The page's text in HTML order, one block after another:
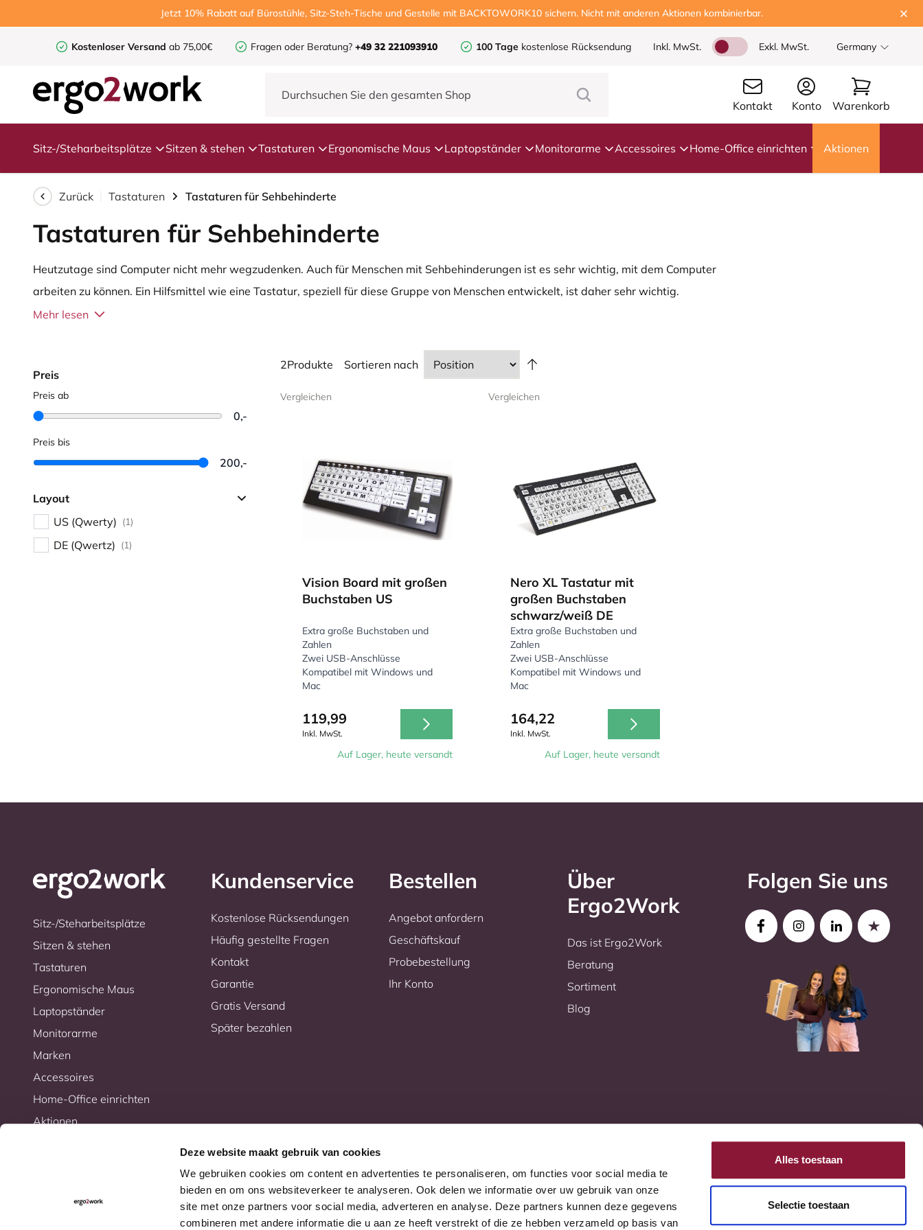
Deze website maakt gebruik van cookies
We gebruiken cookies om content en advertenties te personaliseren, om functies voor social media te
bieden en om ons websiteverkeer te analyseren. Ook delen we informatie over uw gebruik van onze
site met onze partners voor social media, adverteren en analyse. Deze partners kunnen deze gegevens
combineren met andere informatie die u aan ze heeft verstrekt of die ze hebben verzameld op basis van
Alles toestaan
Selectie toestaan
Jetzt 10% Rabatt auf Bürostühle, Sitz-Steh-Tische und Gestelle mit BACKTOWORK10 sichern. Nicht mit anderen Aktionen kombinierbar.
Kostenloser Versand ab 75,00€ Fragen oder Beratung? +49 32 221093910 100 Tage kostenlose Rücksendung Inkl. MwSt. Exkl. MwSt. Germany
Kontakt Konto Warenkorb
Sitz-/Steharbeitsplätze Sitzen & stehen Tastaturen Ergonomische Maus Laptopständer Monitorarme Accessoires Home-Office einrichten Aktionen
Zurück Tastaturen Tastaturen für Sehbehinderte
Tastaturen für Sehbehinderte
Heutzutage sind Computer nicht mehr wegzudenken. Auch für Menschen mit Sehbehinderungen ist es sehr wichtig, mit dem Computer
arbeiten zu können. Ein Hilfsmittel wie eine Tastatur, speziell für diese Gruppe von Menschen entwickelt, ist daher sehr wichtig.
Diese Tastaturen eignen sich besonders gut für Sehbehinderte. Unser Angebot umfasst verschiedene Tastaturen mit großen Tasten
Bei Fragen oder Beratungsbedarf können Sie sich gerne an unsere erfahrenen Mitarbeiter wenden.
Mehr lesen
Preis
Preis ab
0,-
Preis bis
200,-
Layout
US (Qwerty) (1)
DE (Qwertz) (1)
2Produkte Sortieren nach
Vergleichen
Vision Board mit großen
Buchstaben US
Extra große Buchstaben und
Zahlen
Zwei USB-Anschlüsse
Kompatibel mit Windows und
Mac
119,99
Inkl. MwSt.
Auf Lager, heute versandt
Vergleichen
Nero XL Tastatur mit
großen Buchstaben
schwarz/weiß DE
Extra große Buchstaben und
Zahlen
Zwei USB-Anschlüsse
Kompatibel mit Windows und
Mac
164,22
Inkl. MwSt.
Auf Lager, heute versandt
Sitz-/Steharbeitsplätze
Sitzen & stehen
Tastaturen
Ergonomische Maus
Laptopständer
Monitorarme
Marken
Accessoires
Home-Office einrichten
Aktionen
Kundenservice
Kostenlose Rücksendungen
Häufig gestellte Fragen
Kontakt
Garantie
Gratis Versand
Später bezahlen
Bestellen
Angebot anfordern
Geschäftskauf
Probebestellung
Ihr Konto
Über
Ergo2Work
Das ist Ergo2Work
Beratung
Sortiment
Blog
Folgen Sie uns
Germany